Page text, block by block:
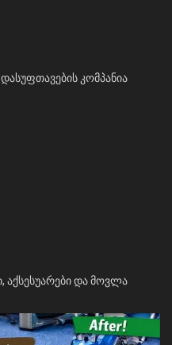
დასუფთავების კომპანია